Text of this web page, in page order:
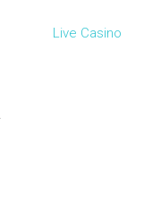
Live Casino